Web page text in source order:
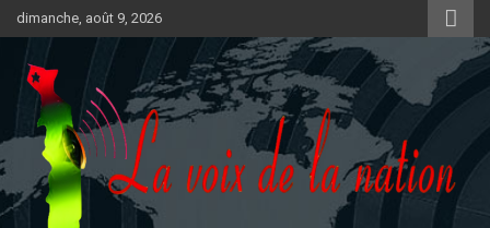
Aller
au
contenu
dimanche, août 9, 2026